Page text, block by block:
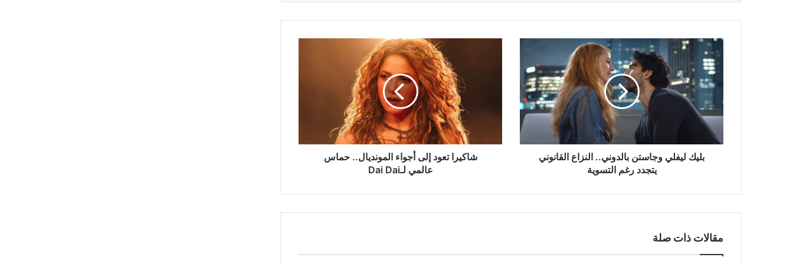
بليك
ليفلي
وجاستن
بالدوني..
النزاع
القانوني
يتجدد
رغم
التسوية
بليك ليفلي وجاستن بالدوني.. النزاع القانوني
يتجدد رغم التسوية
Dai
شاكيرا تعود إلى أجواء المونديال.. حماس
عالمي لـDai Dai
مقالات ذات صلة